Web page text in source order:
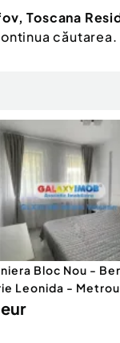
Toscana
căutarea.
Bloc Nou -
Leonida -